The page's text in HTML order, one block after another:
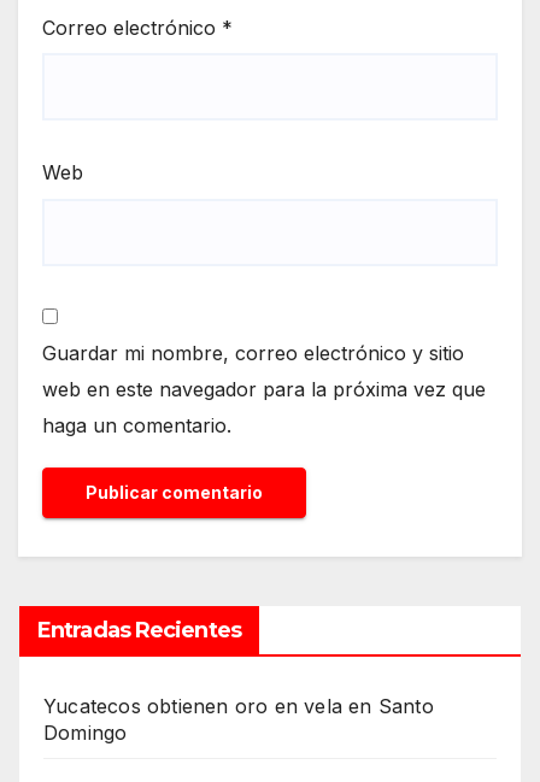
Correo electrónico *
Web
Guardar mi nombre, correo electrónico y sitio
web en este navegador para la próxima vez que
haga un comentario.
Entradas Recientes
Yucatecos obtienen oro en vela en Santo
Domingo